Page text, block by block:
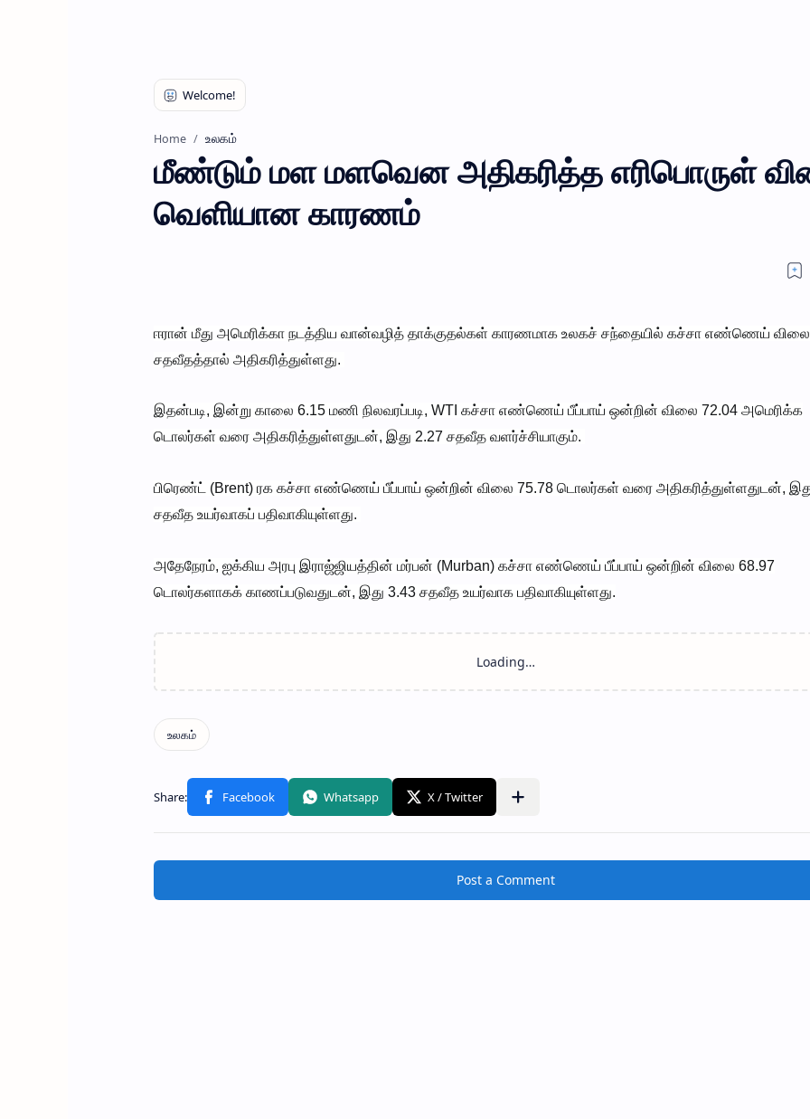
Home உலகம்
மீண்டும் மள மளவென அதிகரித்த எரிபொருள்
வெளியான காரணம்
ஈரான் மீது அமெரிக்கா நடத்திய வான்வழித் தாக்குதல்கள் காரணமாக உலகச் சந்தையில் கச்சா எண்ணெய் விலை
சதவீதத்தால் அதிகரித்துள்ளது.
இதன்படி, இன்று காலை 6.15 மணி நிலவரப்படி, WTI கச்சா எண்ணெய் பீப்பாய் ஒன்றின் விலை 72.04 அமெரிக்க
டொலர்கள் வரை அதிகரித்துள்ளதுடன், இது 2.27 சதவீத வளர்ச்சியாகும்.
பிரெண்ட் (Brent) ரக கச்சா எண்ணெய் பீப்பாய் ஒன்றின் விலை 75.78 டொலர்கள் வரை அதிகரித்துள்ளதுடன்,
சதவீத உயர்வாகப் பதிவாகியுள்ளது.
அதேநேரம், ஐக்கிய அரபு இராஜ்ஜியத்தின் மர்பன் (Murban) கச்சா எண்ணெய் பீப்பாய் ஒன்றின் விலை 68.97
டொலர்களாகக் காணப்படுவதுடன், இது 3.43 சதவீத உயர்வாக பதிவாகியுள்ளது.
Post a Comment